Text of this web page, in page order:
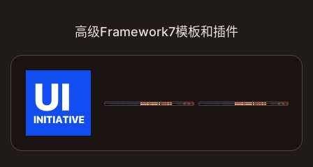
高级Framework7模板和插件